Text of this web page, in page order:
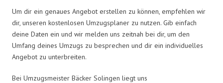
Um dir ein genaues Angebot erstellen zu können, empfehlen wir
dir, unseren kostenlosen Umzugsplaner zu nutzen. Gib einfach
deine Daten ein und wir melden uns zeitnah bei dir, um den
Umfang deines Umzugs zu besprechen und dir ein individuelles
Angebot zu unterbreiten.
Bei Umzugsmeister Bäcker Solingen liegt uns